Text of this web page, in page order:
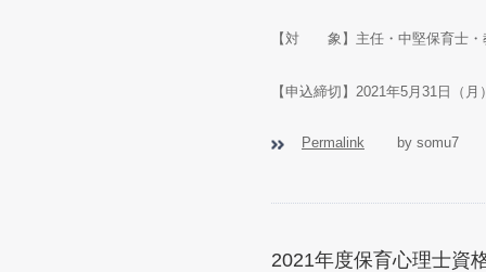
【対 象】主任・中堅保育士・
【申込締切】2021年5月31日（月
Permalink by somu7
2021年度保育心理士資